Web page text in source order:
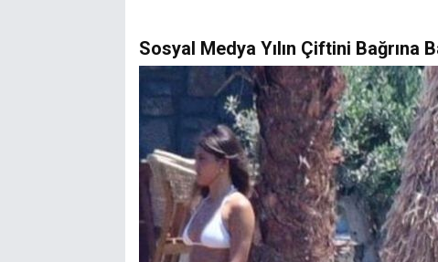
Sosyal Medya Yılın Çiftini Bağrına